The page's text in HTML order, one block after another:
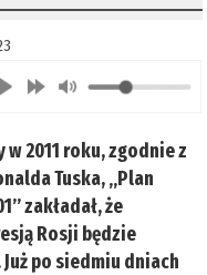
w 2011 roku, zgodnie z
Tuska, „Plan
zakładał, że
Rosji będzie
po siedmiu dniach